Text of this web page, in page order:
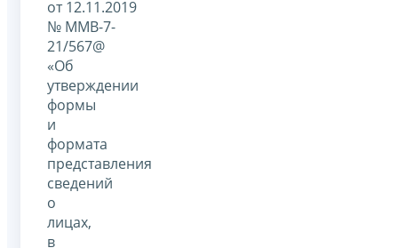
от 12.11.2019
№ ММВ-7-
21/567@
«Об
утверждении
формы
и
формата
представления
сведений
о
лицах,
в